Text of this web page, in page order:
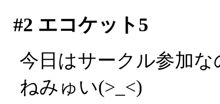
#2 エコケット5
今日はサークル参加
ねみゅい(>_<)